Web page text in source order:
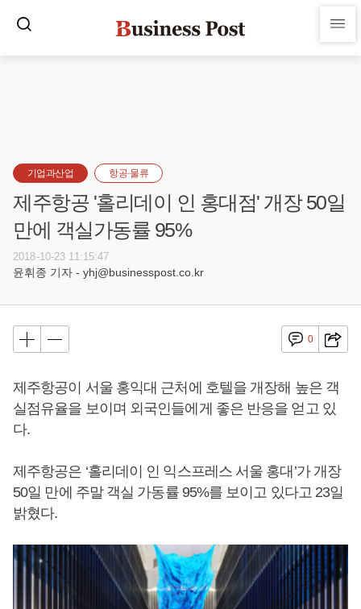
기업과산업 항공·물류
제주항공 '홀리데이 인 홍대점' 개장 50일
만에 객실가동률 95%
2018-10-23 11:15:47
윤휘종 기자 - yhj@businesspost.co.kr
0
제주항공이 서울 홍익대 근처에 호텔을 개장해 높은 객
실점유율을 보이며 외국인들에게 좋은 반응을 얻고 있
다.
제주항공은 ‘홀리데이 인 익스프레스 서울 홍대’가 개장
50일 만에 주말 객실 가동률 95%를 보이고 있다고 23일
밝혔다.